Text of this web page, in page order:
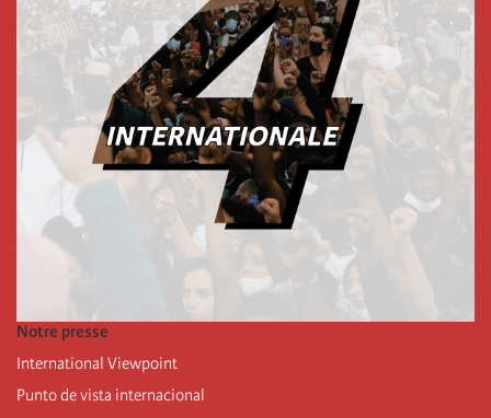
Notre presse
International Viewpoint
Punto de vista internacional